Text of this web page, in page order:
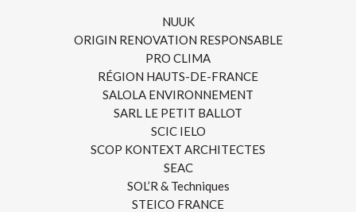
NUUK
ORIGIN RENOVATION RESPONSABLE
PRO CLIMA
RÉGION HAUTS-DE-FRANCE
SALOLA ENVIRONNEMENT
SARL LE PETIT BALLOT
SCIC IELO
SCOP KONTEXT ARCHITECTES
SEAC
SOL’R & Techniques
STEICO FRANCE